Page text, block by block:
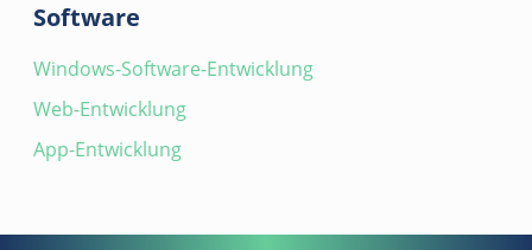
Software
Windows-Software-Entwicklung
Web-Entwicklung
App-Entwicklung